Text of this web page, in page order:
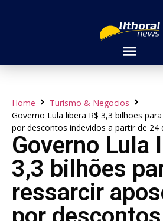
Home
Turismo & Negocios
Governo Lula libera R$ 3,3 bilhões
por descontos indevidos a partir de 24
Governo Lula
3,3 bilhões
ressarcir